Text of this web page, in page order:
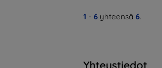
1 - 6 yhteensä 6.
Yhteystiedot